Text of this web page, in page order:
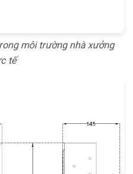
môi trường nhà xưởng
tế